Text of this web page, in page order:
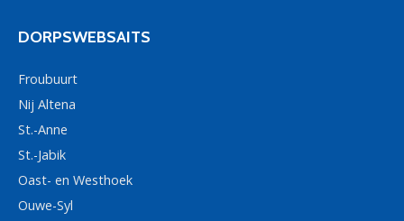
DORPSWEBSAITS
Froubuurt
Nij Altena
St.-Anne
St.-Jabik
Oast- en Westhoek
Ouwe-Syl